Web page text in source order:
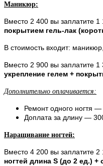
Маникюр:
Вместо 2 400 вы заплатите 1
покрытием гель-лак
В стоимость входит:
Вместо 2 900 вы заплатите 1
укрепление гелем +
Дополнительно оплачивается:
Ремонт одного ногтя
Доплата за длину —
Наращивание ногтей:
Вместо 4 200 вы заплатите 2
ногтей длина S (до 2 ед.) +